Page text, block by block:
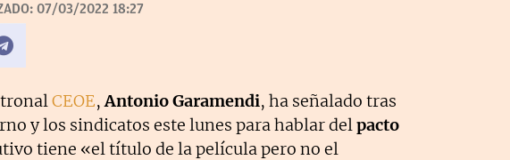
07/03/2022 18:27
CEOE,Antonio Garamendi, ha señalado tras
y los sindicatos este lunes para hablar delpacto
tiene «el título de la película pero no el